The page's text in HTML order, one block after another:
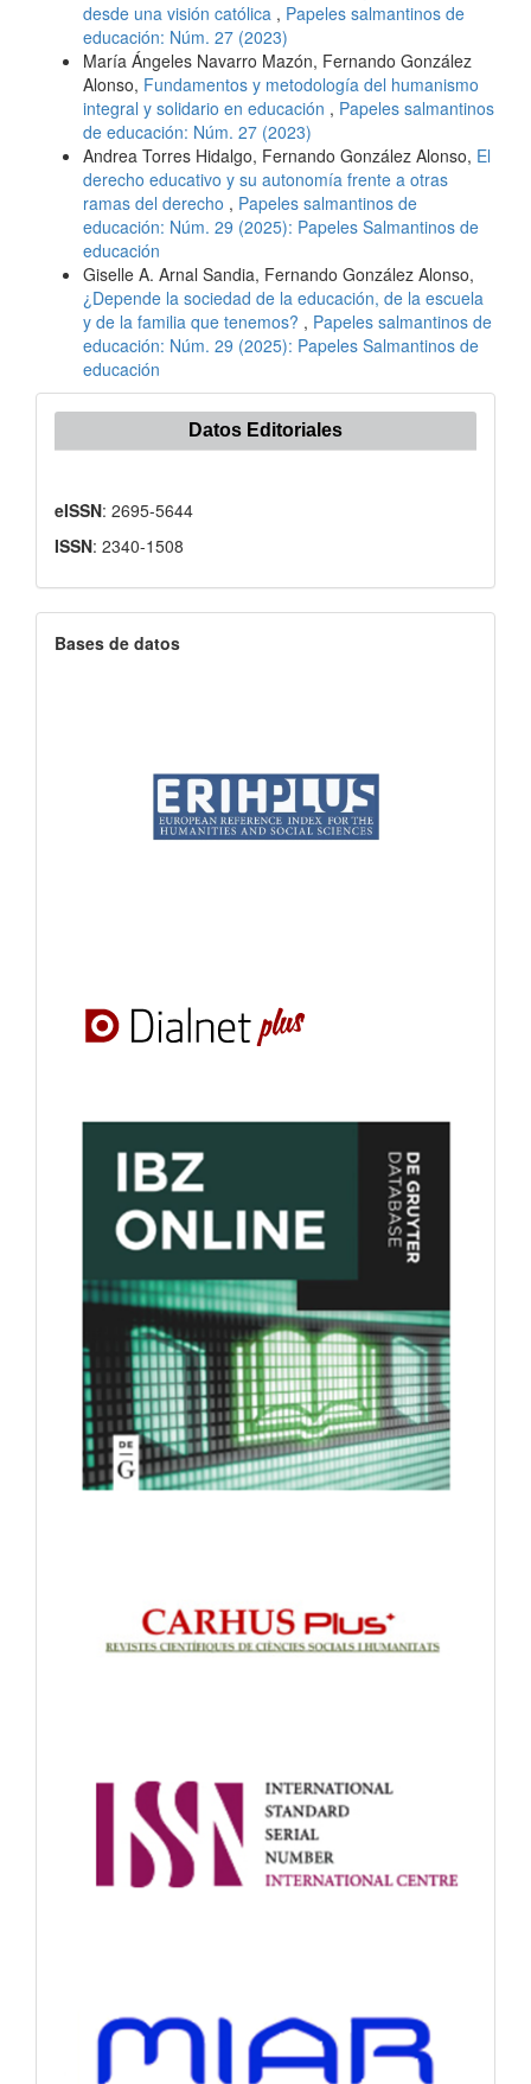
desde una visión católica , Papeles salmantinos de
educación: Núm. 27 (2023)
María Ángeles Navarro Mazón, Fernando González
Alonso, Fundamentos y metodología del humanismo
integral y solidario en educación , Papeles salmantinos
de educación: Núm. 27 (2023)
Andrea Torres Hidalgo, Fernando González Alonso, El
derecho educativo y su autonomía frente a otras
ramas del derecho , Papeles salmantinos de
educación: Núm. 29 (2025): Papeles Salmantinos de
educación
Giselle A. Arnal Sandia, Fernando González Alonso,
¿Depende la sociedad de la educación, de la escuela
y de la familia que tenemos? , Papeles salmantinos de
educación: Núm. 29 (2025): Papeles Salmantinos de
educación
Datos Editoriales
eISSN: 2695-5644
ISSN: 2340-1508
Bases de datos